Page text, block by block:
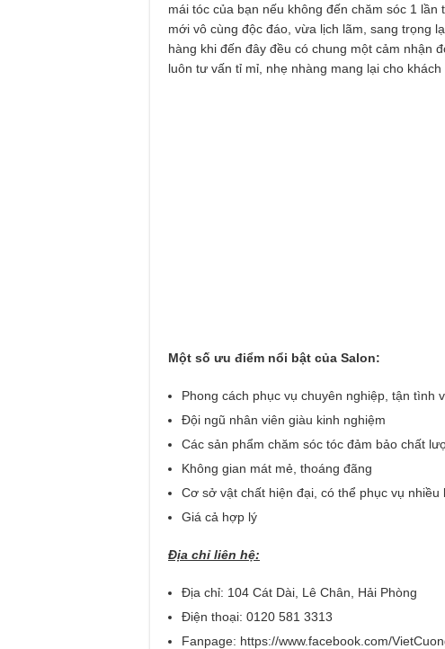
mái tóc của bạn nếu không đến chăm sóc 1
mới vô cùng độc đáo, vừa lịch lãm, sang trọng
hàng khi đến đây đều có chung một cảm nhận
luôn tư vấn tỉ mỉ, nhẹ nhàng mang lại cho
Một số ưu điểm nổi bật của Salon:
Phong cách phục vụ chuyên nghiệp, tận tình
Đội ngũ nhân viên giàu kinh nghiệm
Các sản phẩm chăm sóc tóc đảm bảo chất
Không gian mát mẻ, thoáng đãng
Cơ sở vật chất hiện đại, có thể phục vụ nhiều
Giá cả hợp lý
Địa chỉ liên hệ:
Địa chỉ: 104 Cát Dài, Lê Chân, Hải Phòng
Điện thoại: 0120 581 3313
Fanpage: https://www.facebook.com/